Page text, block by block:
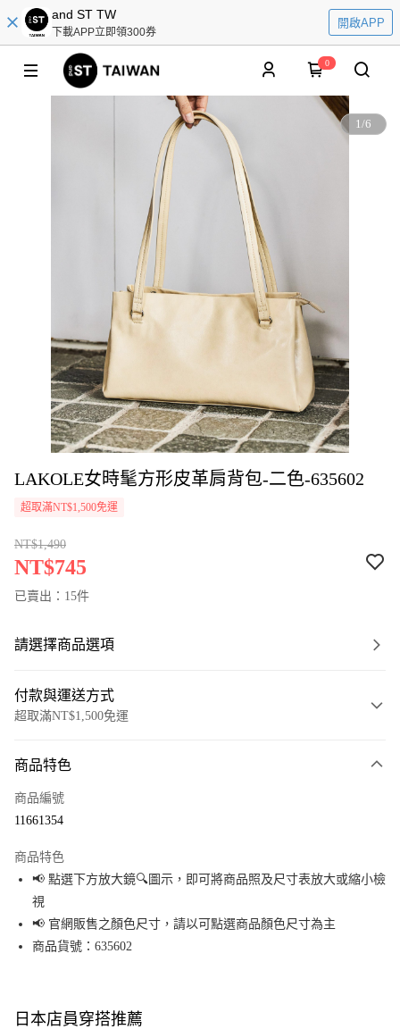
and ST TW
下載APP立即領300券
開啟APP
0
1/6
LAKOLE女時髦方形皮革肩背包-二色-635602
超取滿NT$1,500免運
NT$1,490
NT$745
已賣出：15件
請選擇商品選項
付款與運送方式
超取滿NT$1,500免運
信用卡一次付款
Apple Pay
街口支付
悠遊付
全盈+PAY
商品特色
商品編號
11661354
商品特色
📢 點選下方放大鏡🔍圖示，即可將商品照及尺寸表放大或縮小檢
視
📢 官網販售之顏色尺寸，請以可點選商品顏色尺寸為主
商品貨號：635602
日本店員穿搭推薦